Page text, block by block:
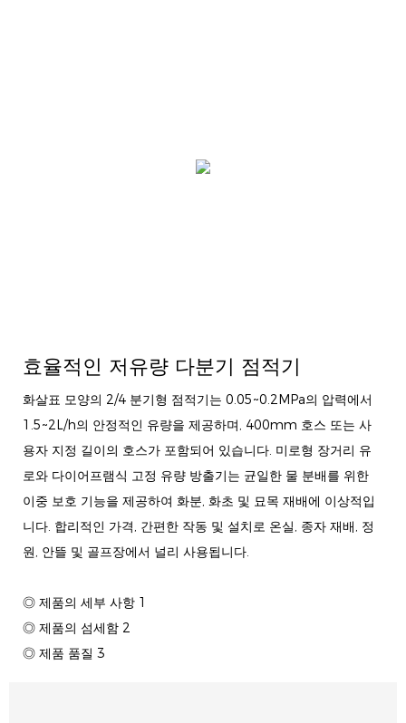
효율적인 저유량 다분기 점적기
화살표 모양의 2/4 분기형 점적기는 0.05~0.2MPa의 압력에서
1.5~2L/h의 안정적인 유량을 제공하며, 400mm 호스 또는 사
용자 지정 길이의 호스가 포함되어 있습니다. 미로형 장거리 유
로와 다이어프램식 고정 유량 방출기는 균일한 물 분배를 위한
이중 보호 기능을 제공하여 화분, 화초 및 묘목 재배에 이상적입
니다. 합리적인 가격, 간편한 작동 및 설치로 온실, 종자 재배, 정
원, 안뜰 및 골프장에서 널리 사용됩니다.
◎ 제품의 세부 사항 1
◎ 제품의 섬세함 2
◎ 제품 품질 3